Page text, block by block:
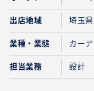
出店地域 埼玉
業種・業態 カー
担当業務 設計